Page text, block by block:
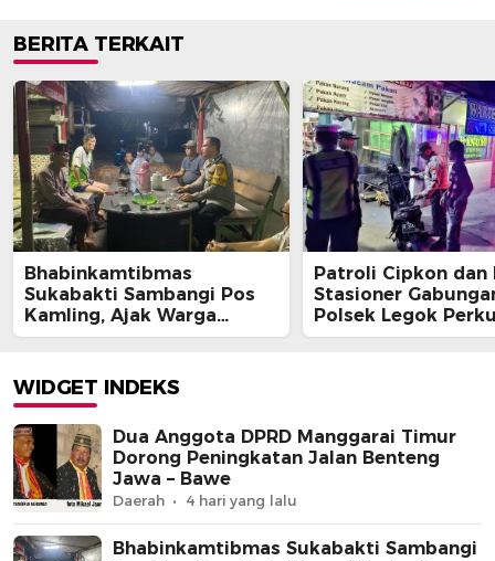
BERITA TERKAIT
Bhabinkamtibmas
Sukabakti Sambangi Pos
Kamling, Ajak Warga
Tingkatkan Keamanan
Program Jaga Jakarta+
Patroli Cipkon dan
Stasioner
Polsek Legok
Keamanan Wilayah
WIDGET INDEKS
Dua Anggota DPRD Manggarai Timur
Dorong Peningkatan Jalan Benteng
Jawa – Bawe
Daerah 4 hari yang lalu
Bhabinkamtibmas Sukabakti Sambangi